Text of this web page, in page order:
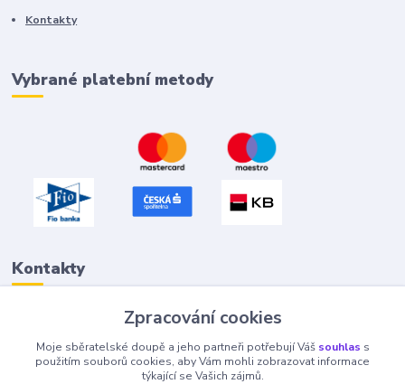
Kontakty
Vybrané platební metody
Kontakty
info@tivan.cz
Zpracování cookies
Moje sběratelské doupě a jeho partneři potřebují Váš souhlas s
použitím souborů cookies, aby Vám mohli zobrazovat informace
týkající se Vašich zájmů.